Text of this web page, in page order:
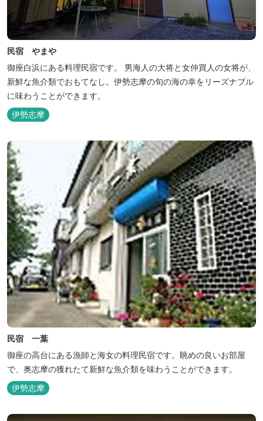
民宿 やまや
御座白浜にある料理民宿です。 男海人の大将と女仲買人の女将が、
新鮮な魚介類でおもてなし。伊勢志摩の旬の海の幸をリーズナブル
に味わうことができます。
伊勢志摩
民宿 一葉
御座の高台にある漁師と海女の料理民宿です。眺めの良いお部屋
で、奥志摩の獲れたて新鮮な魚介類を味わうことができます。
伊勢志摩